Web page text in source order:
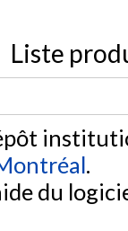
Liste
.
du